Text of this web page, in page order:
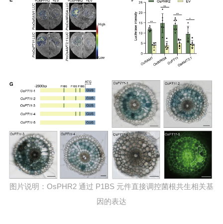
图片说明：OsPHR2 通过 P1BS 元件直接调控菌根共生相关基
因的表达